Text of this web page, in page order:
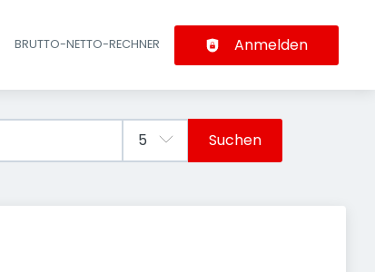
BRUTTO-NETTO-RECHNER Anmelden
Suchen